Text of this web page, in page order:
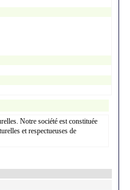
Notre société est constituée
et respectueuses de